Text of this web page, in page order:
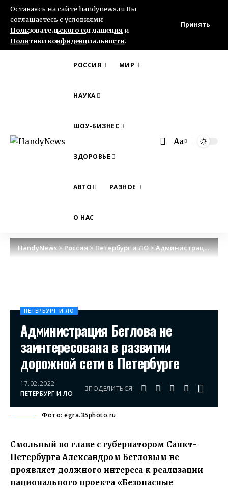
Оставаясь на сайте handynews.ru Вы
соглашаетесь с условиями
Пользовательского соглашенияи
Политики конфиденциальности.
Принять
РОССИЯ МИР
НАУКА
ШОУ-БИЗНЕС
ЗДОРОВЬЕ
АВТО РАЗНОЕ
О НАС
Font
Aa
HandyNews>Россия>Петербург и ЛО>Администрация Беглова не заинтересована в развитии дорожной сети в Петербурге
ПЕТЕРБУРГ И ЛО
Администрация Беглова не
заинтересована в развитии
дорожной сети в Петербурге
17.02.2022
ПЕТЕРБУРГ И ЛО
ПОДЕЛИТЬСЯ
Фото: egra.35photo.ru
Смольный во главе с губернатором Санкт-
Петербурга Александром Бегловым не
проявляет должного интереса к реализации
национального проекта «Безопасные